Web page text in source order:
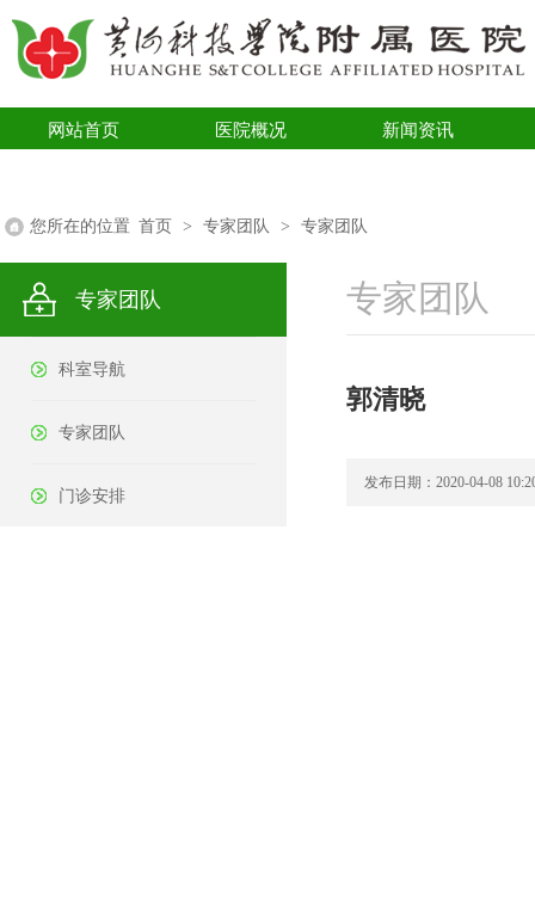
网站首页 医院概况 新闻资讯
您所在的位置 首页 > 专家团队 > 专家团队
专家团队
科室导航
专家团队
门诊安排
专家团队
郭清晓
发布日期：2020-04-08